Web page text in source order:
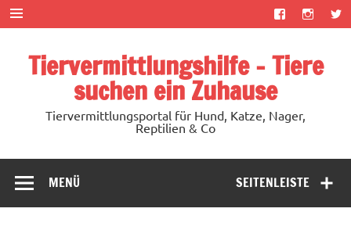
Zum
Inhalt
springen
Tiervermittlungshilfe – Tiere
suchen ein Zuhause
Tiervermittlungsportal für Hund, Katze, Nager,
Reptilien & Co
SEITENLEISTE
MENÜ